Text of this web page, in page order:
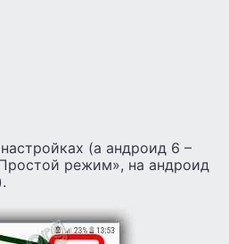
(а андроид 6 –
режим», на андроид